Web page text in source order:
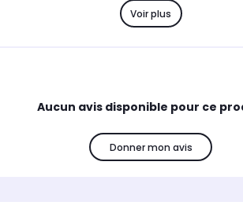
Voir plus
Aucun avis disponible pour ce
Donner mon avis